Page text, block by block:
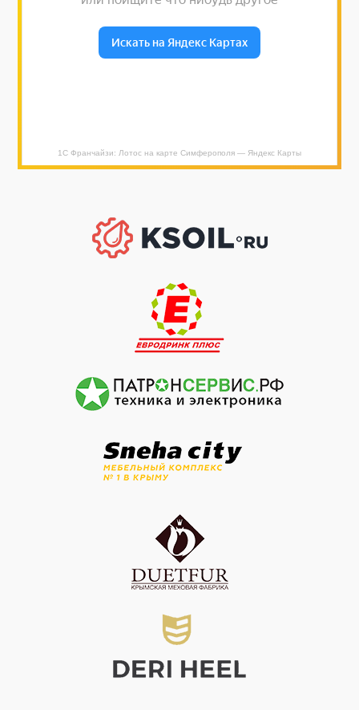
1С Франчайзи: Лотос на карте Симферополя — Яндекс Карты